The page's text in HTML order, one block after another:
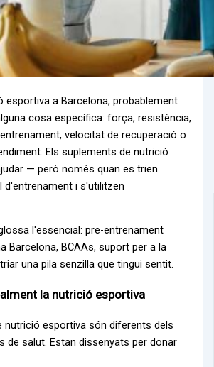
esportiva a Barcelona, probablement
cosa específica: força, resistència,
velocitat de recuperació o
Els suplements de nutrició
— però només quan es trien
d'entrenament i s'utilitzen
l'essencial: pre-entrenament
Barcelona, BCAAs, suport per a la
una pila senzilla que tingui sentit.
la nutrició esportiva
nutrició esportiva són diferents dels
de salut. Estan dissenyats per donar